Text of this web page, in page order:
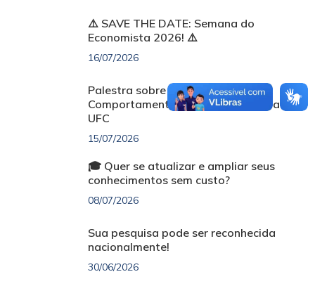
⚠️ SAVE THE DATE: Semana do
Economista 2026! ⚠️
16/07/2026
Palestra sobre Finanças
Comportamentais será realizada na
UFC
15/07/2026
🎓 Quer se atualizar e ampliar seus
conhecimentos sem custo?
08/07/2026
Sua pesquisa pode ser reconhecida
nacionalmente!
30/06/2026